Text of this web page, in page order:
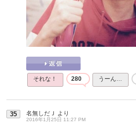
それな！ 280 うーん…
35 名無しだＪ より
2016年1月25日 11:27 PM